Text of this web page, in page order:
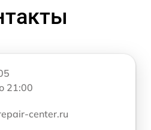
21:00
center.ru